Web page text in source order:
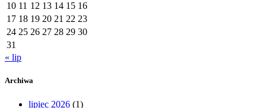
10 11 12 13 14 15 16
17 18 19 20 21 22 23
24 25 26 27 28 29 30
31
« lip
Archiwa
lipiec 2026 (1)